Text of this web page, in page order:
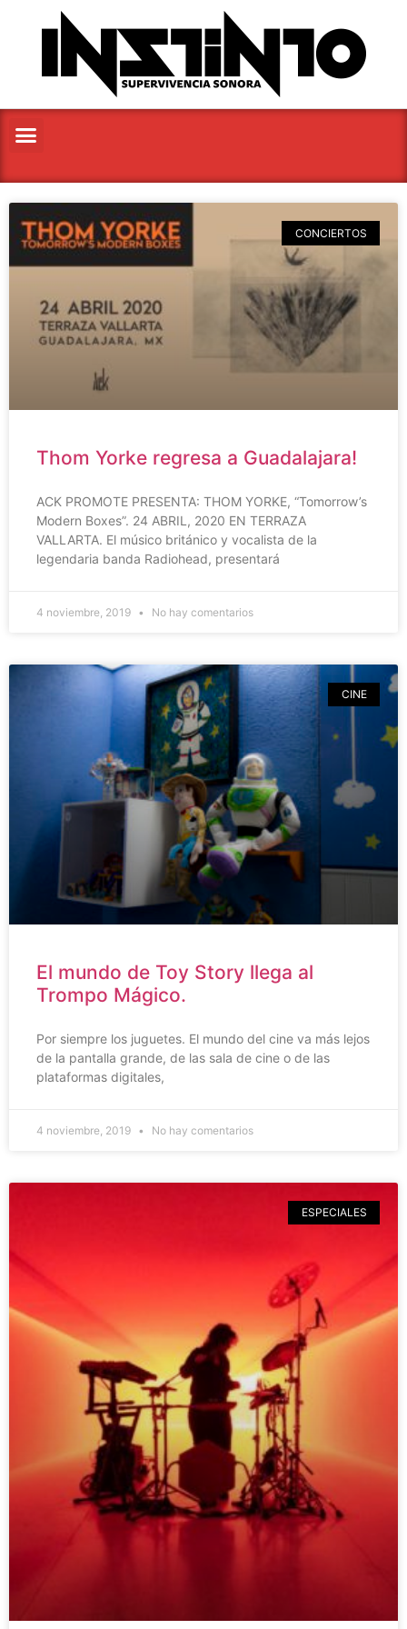
CONCIERTOS
Thom Yorke regresa a Guadalajara!
ACK PROMOTE PRESENTA: THOM YORKE, “Tomorrow’s
Modern Boxes”. 24 ABRIL, 2020 EN TERRAZA
VALLARTA. El músico británico y vocalista de la
legendaria banda Radiohead, presentará
4 noviembre, 2019 No hay comentarios
CINE
El mundo de Toy Story llega al
Trompo Mágico.
Por siempre los juguetes. El mundo del cine va más lejos
de la pantalla grande, de las sala de cine o de las
plataformas digitales,
4 noviembre, 2019 No hay comentarios
ESPECIALES